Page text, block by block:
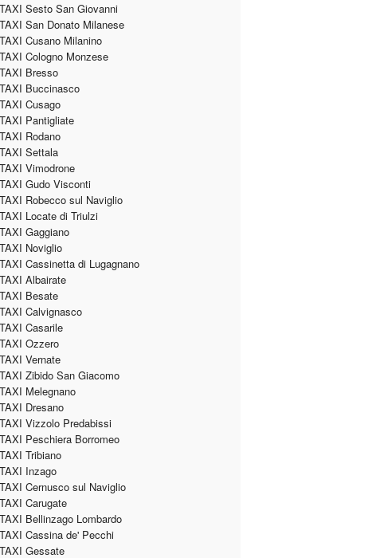
Sesto San Giovanni
San Donato Milanese
Cusano Milanino
Cologno Monzese
Bresso
Buccinasco
Cusago
Pantigliate
Rodano
Settala
Vimodrone
Gudo Visconti
Robecco sul Naviglio
Locate di Triulzi
Gaggiano
Noviglio
Cassinetta di Lugagnano
Albairate
Besate
Calvignasco
Casarile
Ozzero
Vernate
Zibido San Giacomo
Melegnano
Dresano
Vizzolo Predabissi
Peschiera Borromeo
Tribiano
Inzago
Cernusco sul Naviglio
Carugate
Bellinzago Lombardo
Cassina de' Pecchi
Gessate